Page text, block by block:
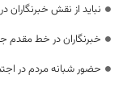
نباید از نقش
خبرنگاران در خط مقدم
حضور شبانه مردم در